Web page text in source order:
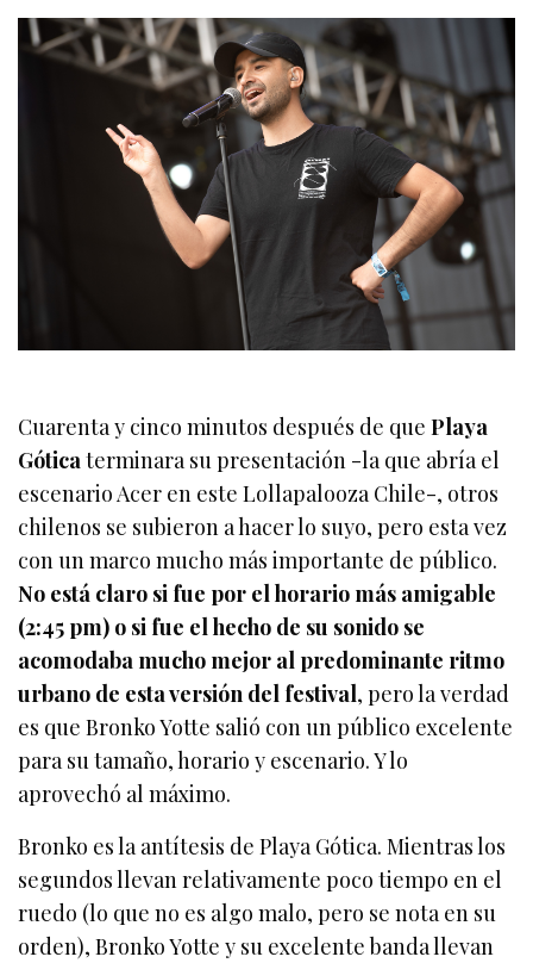
Cuarenta y cinco minutos después de quePlaya
Góticaterminara su presentación -la que abría el
escenario Acer en este Lollapalooza Chile-, otros
chilenos se subieron a hacer lo suyo, pero esta vez
con un marco mucho más importante de público.
No está claro si fue por el horario más amigable
(2:45 pm) o si fue el hecho de su sonido se
acomodaba mucho mejor al predominante ritmo
urbano de esta versión del festival, pero la verdad
es que Bronko Yotte salió con un público excelente
para su tamaño, horario y escenario. Y lo
aprovechó al máximo.
Bronko es la antítesis de Playa Gótica. Mientras los
segundos llevan relativamente poco tiempo en el
ruedo (lo que no es algo malo, pero se nota en su
orden), Bronko Yotte y su excelente banda llevan